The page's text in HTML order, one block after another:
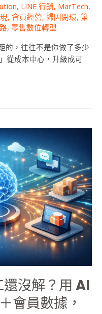
, LINE 行銷, MarTech,
, 會員經營, 歸因閉環, 第
, 零售數位轉型
的，往往不是你做了多少
從成本中心，升級成可
沒解？用 AI
會員數據，